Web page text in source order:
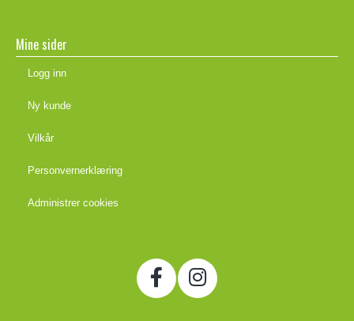
Mine sider
Logg inn
Ny kunde
Vilkår
Personvernerklæring
Administrer cookies